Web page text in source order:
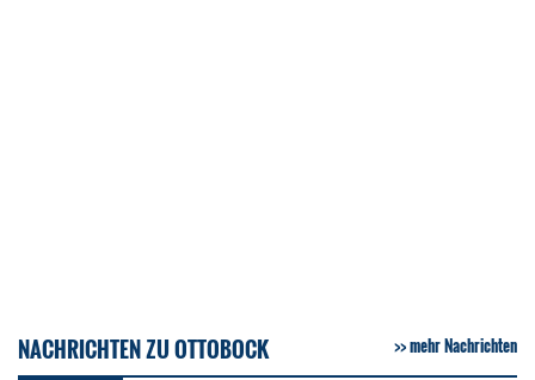
NACHRICHTEN ZU OTTOBOCK mehr Nachrichten